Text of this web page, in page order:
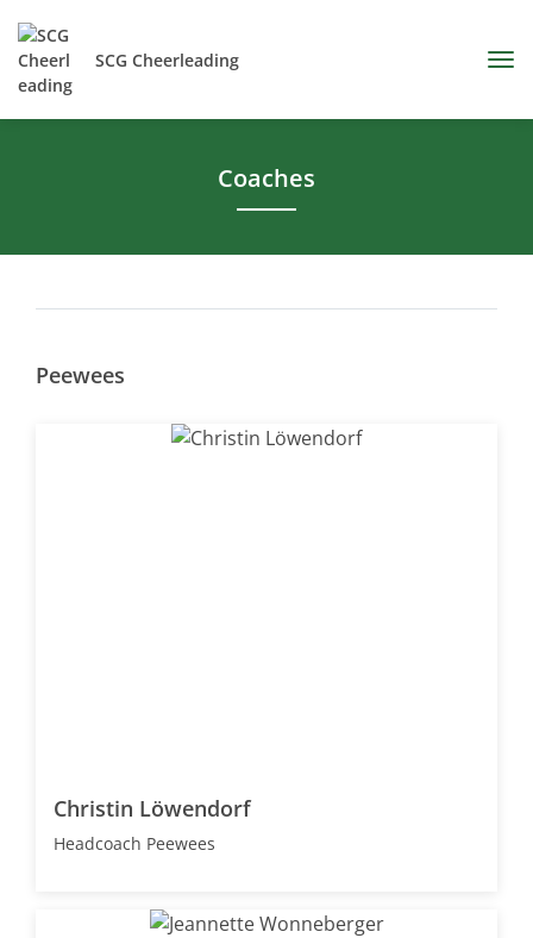
SCG Cheerleading
Coaches
Peewees
Christin Löwendorf
Headcoach Peewees